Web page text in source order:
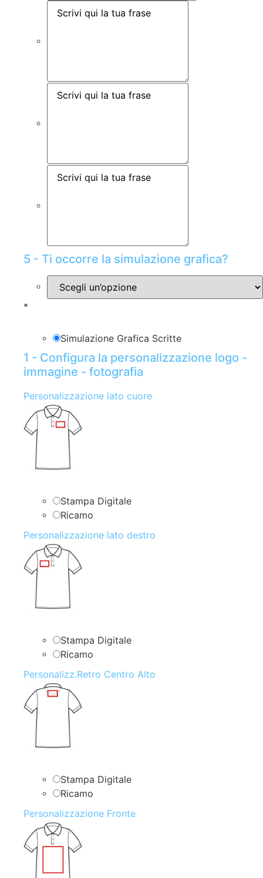
5 - Ti occorre la simulazione grafica?
*
Simulazione Grafica Scritte
1 - Configura la personalizzazione logo -
immagine - fotografia
Personalizzazione lato cuore
Stampa Digitale
Ricamo
Personalizzazione lato destro
Stampa Digitale
Ricamo
Personalizz.Retro Centro Alto
Stampa Digitale
Ricamo
Personalizzazione Fronte